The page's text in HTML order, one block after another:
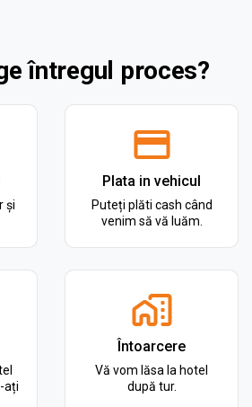
întregul proces?
și
Plata in vehicul
Puteți plăti cash când
venim să vă luăm.
ați
Întoarcere
Vă vom lăsa la hotel
după tur.